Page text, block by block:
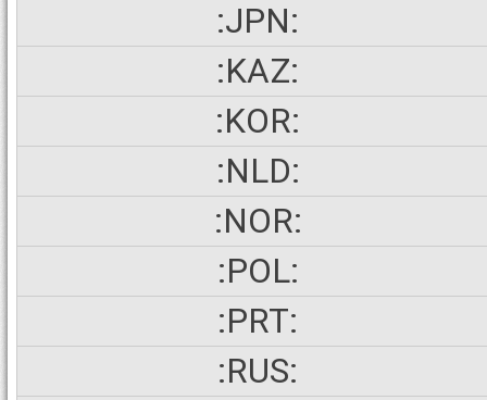
:JPN:
:KAZ:
:KOR:
:NLD:
:NOR:
:POL:
:PRT:
:RUS: